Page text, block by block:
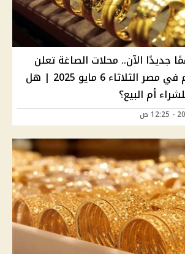
رقمًا جديدًا الآن.. محلات الصاغة تعلن
سعر الذهب اليوم في مصر الثلاثاء 6 مايو 2025 | هل
أم البيع؟